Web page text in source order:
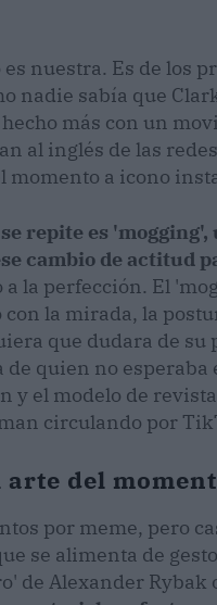
nuestra. Es de los
nadie sabía que
más con un
al inglés de las
momento a icono
repite es
cambio de actitud
a la perfección. El
la mirada, la
que dudara de su
quien no
y el modelo de
circulando por
del
por meme, pero
se alimenta de
de Alexander Rybak